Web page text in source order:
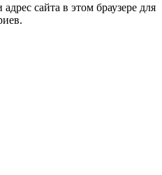
сайта в этом браузере для